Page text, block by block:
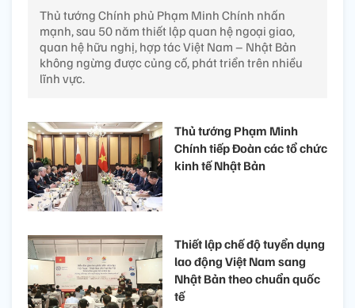
Thủ tướng Chính phủ Phạm Minh Chính nhấn
mạnh, sau 50 năm thiết lập quan hệ ngoại giao,
quan hệ hữu nghị, hợp tác Việt Nam – Nhật Bản
không ngừng được củng cố, phát triển trên nhiều
lĩnh vực.
Thủ tướng Phạm Minh
Chính tiếp Đoàn các tổ chức
kinh tế Nhật Bản
Thiết lập chế độ tuyển dụng
lao động Việt Nam sang
Nhật Bản theo chuẩn quốc
tế